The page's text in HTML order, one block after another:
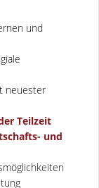
und
neuester
Teilzeit
und